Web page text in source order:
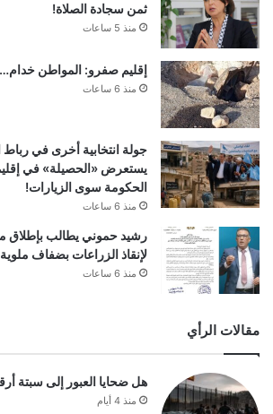
ثمن سجادة الصلاة!
منذ 5 ساعات
إقليم صفرو: المواطن
منذ 6 ساعات
جولة انتخابية أخرى في
يستعرض «الحصيلة» في
الحكومة سوى الزيارات!
منذ 6 ساعات
رشيد حموني يطالب بإطلاق
لإنقاذ الزراعات بضفاف ملوية
منذ 6 ساعات
مقالات الرأي
هل ضحايا العبور إلى سبتة
منذ 4 أيام